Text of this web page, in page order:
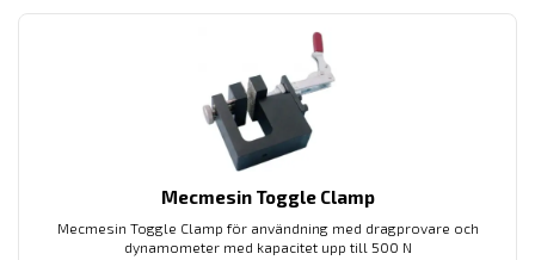
Mecmesin Toggle Clamp
Mecmesin Toggle Clamp för användning med dragprovare och
dynamometer med kapacitet upp till 500 N